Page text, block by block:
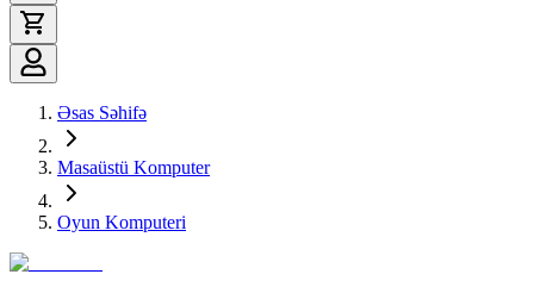
Əsas Səhifə
Masaüstü Komputer
Oyun Komputeri